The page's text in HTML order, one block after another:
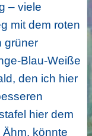
– viele
mit dem roten
grüner
Blau-Weiße
den ich hier
hier dem
könnte